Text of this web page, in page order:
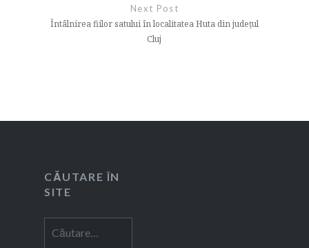
Next Post
Întâlnirea fiilor satului în localitatea Huta din județul
Cluj
CĂUTARE ÎN
SITE
după: